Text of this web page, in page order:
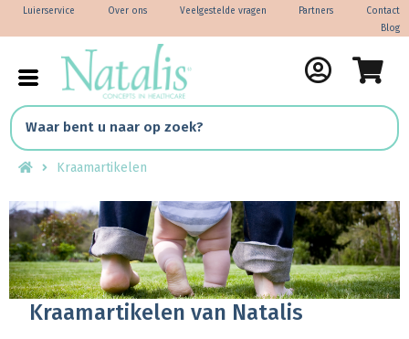
Contact
Partners
Veelgestelde vragen
Over ons
Luierservice
Blog
Kraamartikelen
Kraamartikelen van Natalis